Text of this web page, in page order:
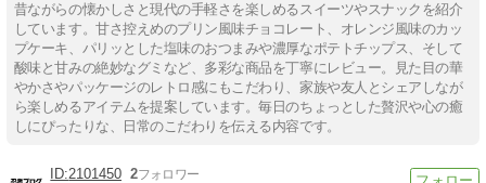
昔ながらの懐かしさと現代の手軽さを楽しめるスイーツやスナックを紹介
しています。甘さ控えめのプリン風味チョコレート、オレンジ風味のカッ
プケーキ、パリッとした塩味のおつまみや濃厚なポテトチップス、そして
酸味と甘みの絶妙なグミなど、多彩な商品を丁寧にレビュー。見た目の華
やかさやパッケージのレトロ感にもこだわり、家族や友人とシェアしなが
ら楽しめるアイテムを提案しています。毎日のちょっとした贅沢や心の癒
しにぴったりな、日常のこだわりを伝える内容です。
2101450 2